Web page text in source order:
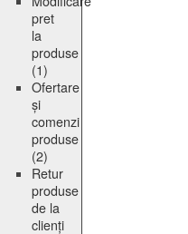
pret
la
produse
(1)
Ofertare
și
comenzi
produse
(2)
Retur
produse
de la
clienți